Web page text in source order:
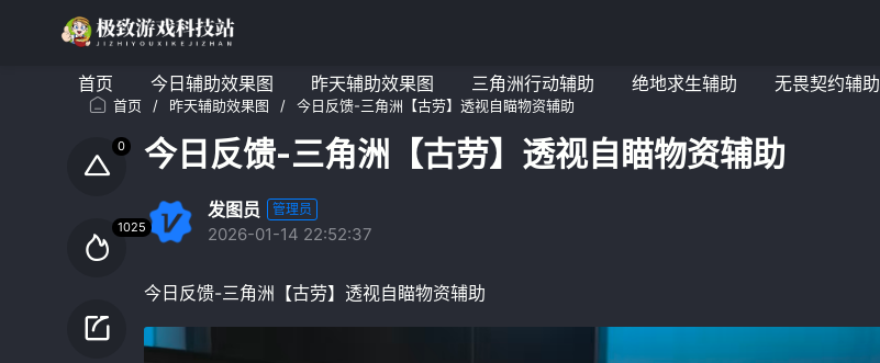
首页 今日辅助效果图 昨天辅助效果图 三角洲行动辅助 绝地求生辅助 无畏契约辅助
首页 / 昨天辅助效果图 / 今日反馈-三角洲【古劳】透视自瞄物资辅助
今日反馈-三角洲【古劳】透视自瞄物资辅助
发图员 管理员
2026-01-14 22:52:37
今日反馈-三角洲【古劳】透视自瞄物资辅助